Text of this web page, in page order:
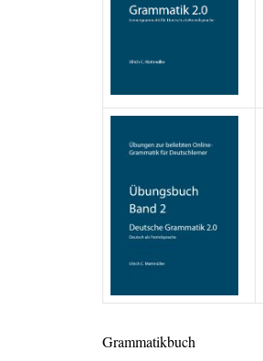
Grammatikbuch